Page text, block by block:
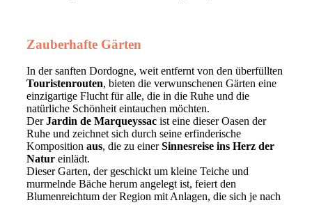
Zauberhafte Gärten
In der sanften Dordogne, weit entfernt von den überfüllten
Touristenrouten, bieten die verwunschenen Gärten eine
einzigartige Flucht für alle, die in die Ruhe und die
natürliche Schönheit eintauchen möchten.
DerJardin de Marqueyssac ist eine dieser Oasen der
Ruhe und zeichnet sich durch seine erfinderische
Komposition aus, die zu einerSinnesreise ins Herz der
Natur einlädt.
Dieser Garten, der geschickt um kleine Teiche und
murmelnde Bäche herum angelegt ist, feiert den
Blumenreichtum der Region mit Anlagen, die sich je nach